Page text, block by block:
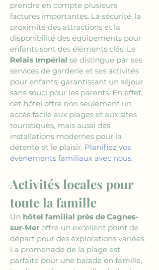
prendre en compte plusieurs
factures importantes. La sécurité, la
proximité des attractions et la
disponibilité des équipements pour
enfants sont des éléments clés. Le
Relais Impérial se distingue par ses
services de garderie et ses activités
pour enfants, garantissant un séjour
sans souci pour les parents. En effet,
cet hôtel offre non seulement un
accès facile aux plages et aux sites
touristiques, mais aussi des
installations modernes pour la
détente et le plaisir. Planifiez vos
évènements familiaux avec nous.
Activités locales pour
toute la famille
Un hôtel familial près de Cagnes-
sur-Mer offre un excellent point de
départ pour des explorations variées.
La promenade de la plage est
parfaite pour une balade en famille,